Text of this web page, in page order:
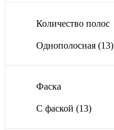
Количество полос
Однополосная (13)
Фаска
С фаской (13)